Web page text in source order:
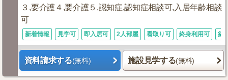
３,要介護４,要介護５,認知症,認知症相談可,入居年齢相談
可
新着情報 見学可 即入居可 2人部屋 看取り可 終身利用可 築
資料請求する(無料) 施設見学する(無料)